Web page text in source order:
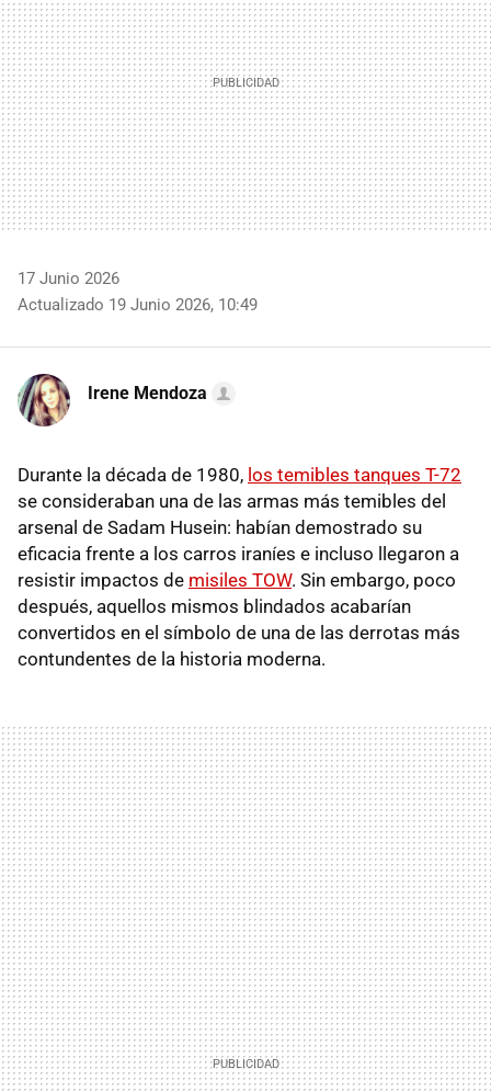
17 Junio 2026
Actualizado 19 Junio 2026, 10:49
Irene Mendoza
Durante la década de 1980, los temibles tanques T-72
se consideraban una de las armas más temibles del
arsenal de Sadam Husein: habían demostrado su
eficacia frente a los carros iraníes e incluso llegaron a
resistir impactos de misiles TOW. Sin embargo, poco
después, aquellos mismos blindados acabarían
convertidos en el símbolo de una de las derrotas más
contundentes de la historia moderna.